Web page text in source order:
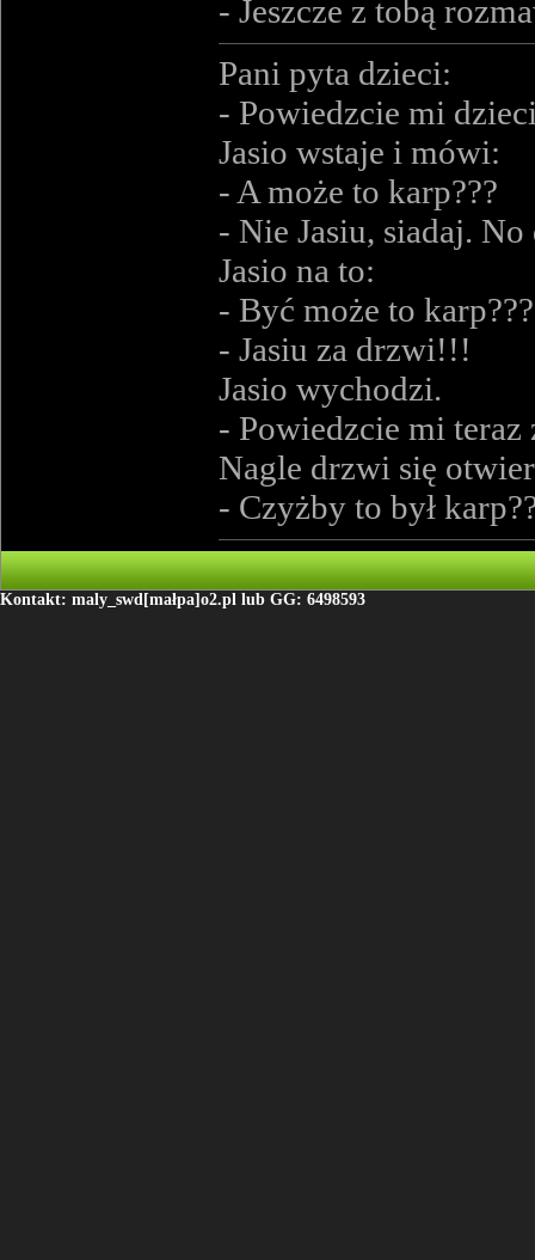
- Jeszcze z tobą
Pani pyta dzieci:
- Powiedzcie mi
Jasio wstaje i mówi:
- A może to karp???
- Nie Jasiu, siadaj.
Jasio na to:
- Być może to karp???
- Jasiu za drzwi!!!
Jasio wychodzi.
- Powiedzcie mi teraz
Nagle drzwi się
- Czyżby to był
Kontakt: maly_swd[małpa]o2.pl lub GG: 6498593